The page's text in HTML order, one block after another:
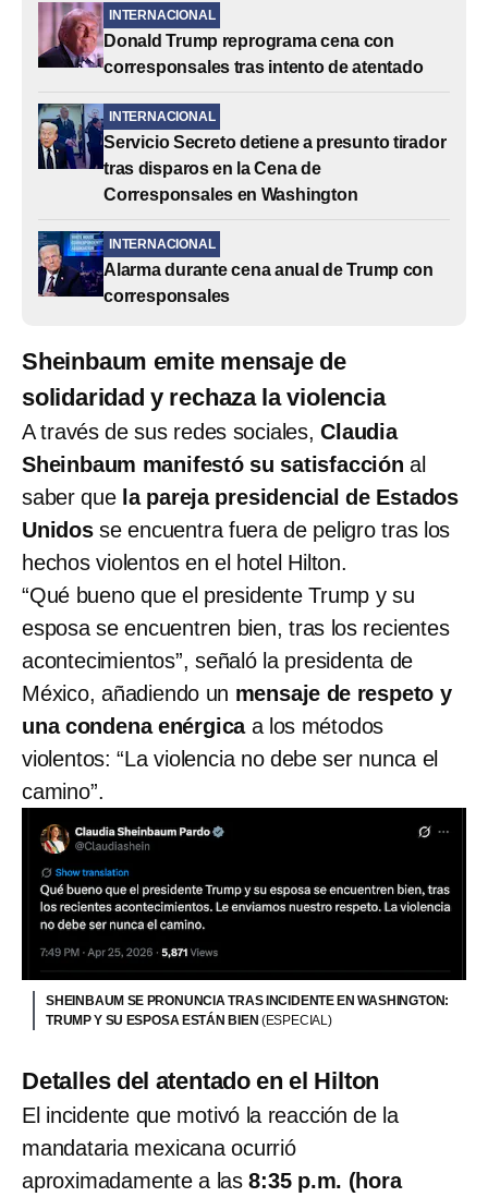
INTERNACIONAL
Donald Trump reprograma cena con
corresponsales tras intento de atentado
INTERNACIONAL
Servicio Secreto detiene a presunto tirador
tras disparos en la Cena de
Corresponsales en Washington
INTERNACIONAL
Alarma durante cena anual de Trump con
corresponsales
Sheinbaum emite mensaje de
solidaridad y rechaza la violencia
A través de sus redes sociales,Claudia
Sheinbaum manifestó su satisfacción al
saber que la pareja presidencial de Estados
Unidosse encuentra fuera de peligro tras los
hechos violentos en el hotel Hilton.
“Qué bueno que el presidente Trump y su
esposa se encuentren bien, tras los recientes
acontecimientos”, señaló la presidenta de
México, añadiendo un mensaje de respeto y
una condena enérgicaa los métodos
violentos: “La violencia no debe ser nunca el
camino”.
SHEINBAUM SE PRONUNCIA TRAS INCIDENTE EN WASHINGTON:
TRUMP Y SU ESPOSA ESTÁN BIEN (ESPECIAL)
Detalles del atentado en el Hilton
El incidente que motivó la reacción de la
mandataria mexicana ocurrió
aproximadamente a las8:35 p.m. (hora